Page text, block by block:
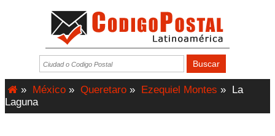
» México » Queretaro » Ezequiel Montes » La
Laguna